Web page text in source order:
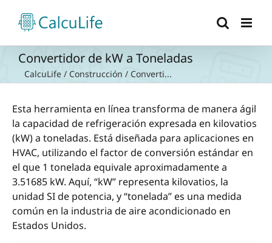
contenido
Convertidor de kW a Toneladas
CalcuLife / Construcción / Converti...
Esta herramienta en línea transforma de manera ágil
la capacidad de refrigeración expresada en kilovatios
(kW) a toneladas. Está diseñada para aplicaciones en
HVAC, utilizando el factor de conversión estándar en
el que 1 tonelada equivale aproximadamente a
3.51685 kW. Aquí, “kW” representa kilovatios, la
unidad SI de potencia, y “tonelada” es una medida
común en la industria de aire acondicionado en
Estados Unidos.